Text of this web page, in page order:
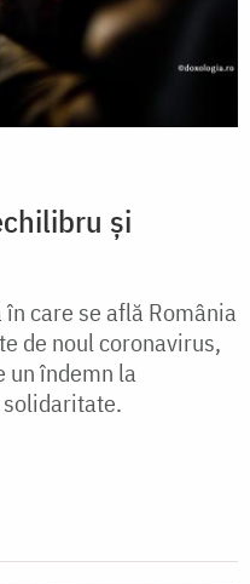
și
care se află România
de noul coronavirus,
un îndemn la